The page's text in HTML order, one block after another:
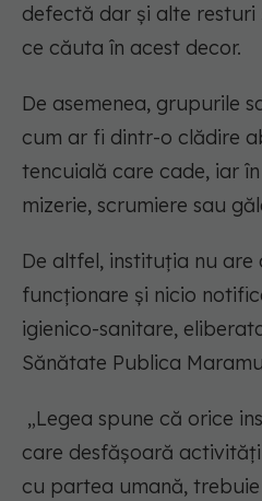
defectă dar și alte
ce căuta în acest decor.
De asemenea, grupurile
cum ar fi dintr-o clădire
tencuială care cade, iar
mizerie, scrumiere sau
De altfel, instituția nu are
funcționare și nicio
igienico-sanitare,
Sănătate Publica
„Legea spune că orice
care desfăşoară
cu partea umană,